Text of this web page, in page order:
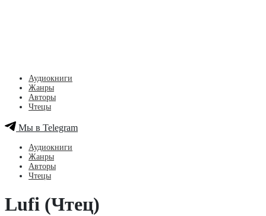
Аудиокниги
Жанры
Авторы
Чтецы
Мы в Telegram
Аудиокниги
Жанры
Авторы
Чтецы
Lufi (Чтец)